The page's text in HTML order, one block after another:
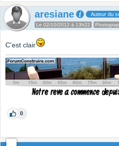
aresiane Auteur du
Le 02/10/2012 à 13h22
C'est clair
0